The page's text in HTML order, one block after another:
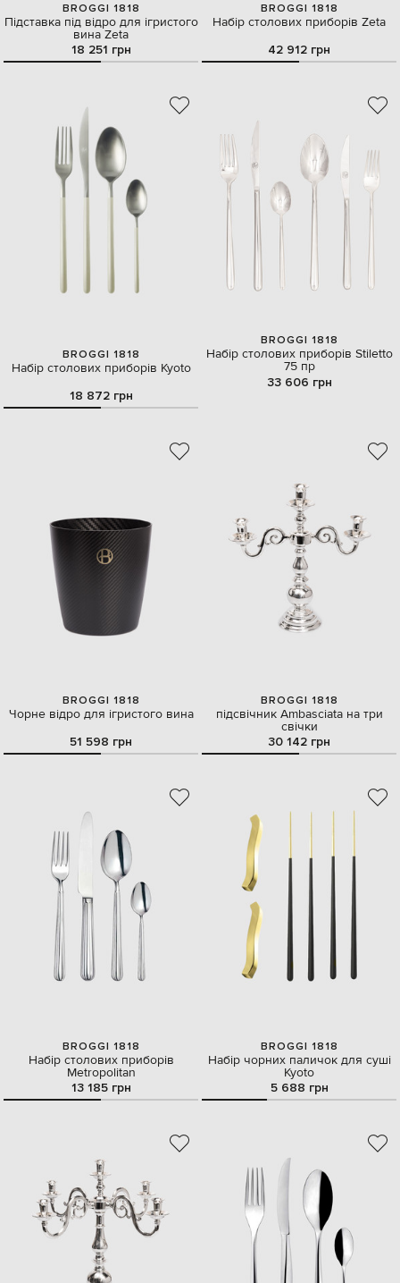
BROGGI 1818
Підставка під відро для ігристого
вина Zeta
18 251 грн
BROGGI 1818
Набір столових приборів Zeta
42 912 грн
BROGGI 1818
Набір столових приборів Kyoto
18 872 грн
BROGGI 1818
Набір столових приборів Stiletto
75 пр
33 606 грн
BROGGI 1818
Чорне відро для ігристого вина
51 598 грн
BROGGI 1818
підсвічник Ambasciata на три
свічки
30 142 грн
BROGGI 1818
Набір столових приборів
Metropolitan
13 185 грн
BROGGI 1818
Набір чорних паличок для суші
Kyoto
5 688 грн